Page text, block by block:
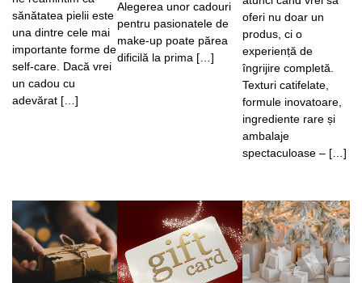
sănătatea pielii este
una dintre cele mai
importante forme de
self-care. Dacă vrei
un cadou cu
adevărat […]
Alegerea unor cadouri
pentru pasionatele de
make-up poate părea
dificilă la prima […]
oferi nu doar un
produs, ci o
experiență de
îngrijire completă.
Texturi catifelate,
formule inovatoare,
ingrediente rare și
ambalaje
spectaculoase – […]